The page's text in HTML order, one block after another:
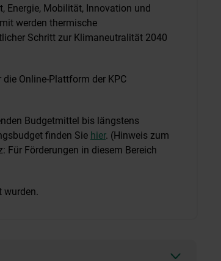
Energie, Mobilität, Innovation und
werden thermische
Schritt zur Klimaneutralität 2040
Online-Plattform der KPC
Budgetmittel bis längstens
finden Sie hier. (Hinweis zum
Für Förderungen in diesem Bereich
wurden.